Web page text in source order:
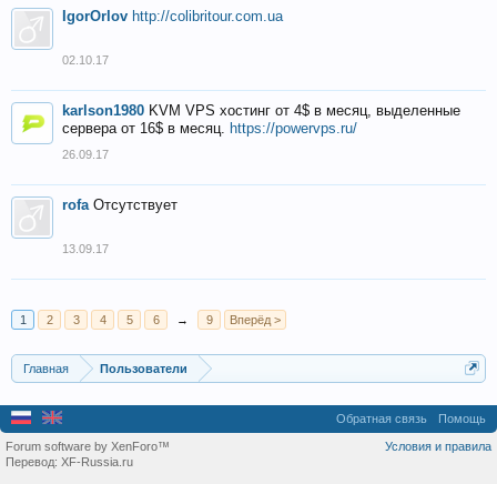
IgorOrlov http://colibritour.com.ua
02.10.17
karlson1980 KVM VPS хостинг от 4$ в месяц, выделенные
сервера от 16$ в месяц. https://powervps.ru/
26.09.17
rofa Отсутствует
13.09.17
1 2 3 4 5 6 → 9 Вперёд >
Главная Пользователи
Обратная связь Помощь
Условия и правила
Forum software by XenForo™
Перевод: XF-Russia.ru